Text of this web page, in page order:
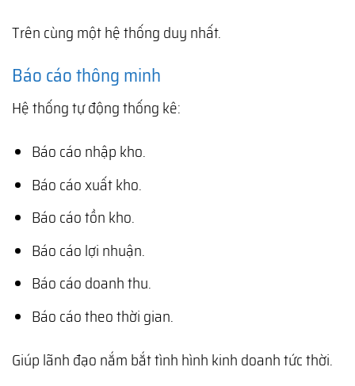
Trên cùng một hệ thống duy nhất.
Báo cáo thông minh
Hệ thống tự động thống kê:
Báo cáo nhập kho.
Báo cáo xuất kho.
Báo cáo tồn kho.
Báo cáo lợi nhuận.
Báo cáo doanh thu.
Báo cáo theo thời gian.
Giúp lãnh đạo nắm bắt tình hình kinh doanh tức thời.